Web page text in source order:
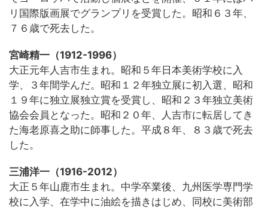
リ国際版画展でグランプリを受賞した。昭和６３年、
７６歳で死去した。
宮崎精一（1912-1996）
大正元年人吉市生まれ。昭和５年日本美術学校に入
学、３年間学んだ。昭和１２年独立展に初入選、昭和
１９年に独立展独立賞を受賞し、昭和２３年独立美術
協会会員となった。昭和２０年、人吉市に転居してき
た海老原喜之助に師事した。平成８年、８３歳で死去
した。
三浦洋一（1916-2012）
大正５年山鹿市生まれ。中学卒業後、九州医学専門学
校に入学、在学中に油絵を描きはじめ、同校に美術部